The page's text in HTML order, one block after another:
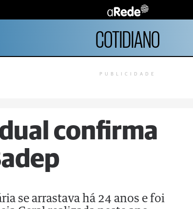
COTIDIANO
PUBLICIDADE
confirma
se arrastava há 24 anos e foi